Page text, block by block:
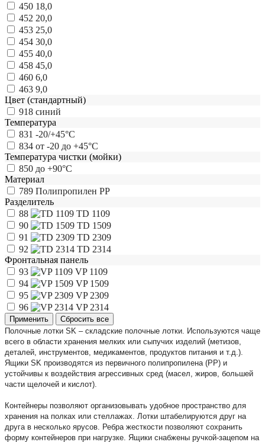
450 18,0
452 20,0
453 25,0
454 30,0
455 40,0
458 45,0
460 6,0
463 9,0
Цвет (стандартный)
918 синий
Температура
831 -20/+45°С
834 от -20 до +45°С
Температура чистки (мойки)
850 до +90°С
Материал
789 Полипропилен РР
Разделитель
88
TD 1109
90
TD 1509
91
TD 2309
92
TD 2314
Фронтальная панель
93
VP 1109
94
VP 1509
95
VP 2309
96
VP 2314
Полочные лотки SK – складские полочные лотки. Используются чаще
всего в области хранения мелких или сыпучих изделий (метизов,
деталей, инструментов, медикаментов, продуктов питания и т.д.).
Ящики SK производятся из первичного полипропилена (РР) и
устойчивы к воздействия агрессивных сред (масел, жиров, большей
части щелочей и кислот).
Контейнеры позволяют организовывать удобное пространство для
хранения на полках или стеллажах. Лотки штабелируются друг на
друга в несколько ярусов. Ребра жесткости позволяют сохранить
форму контейнеров при нагрузке. Ящики снабжены ручкой-зацепом на